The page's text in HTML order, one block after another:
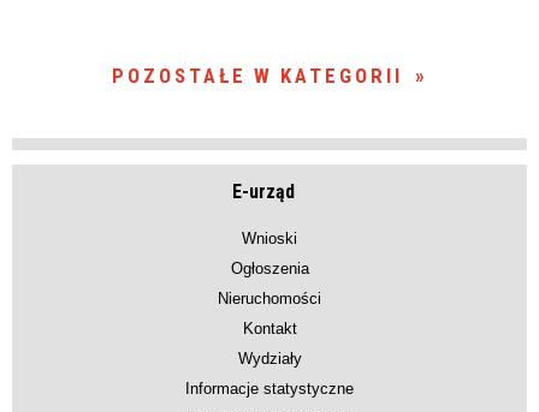
POZOSTAŁE W KATEGORII
E-urząd
Wnioski
Ogłoszenia
Nieruchomości
Kontakt
Wydziały
Informacje statystyczne